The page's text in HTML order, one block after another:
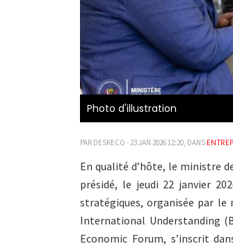
Photo d'illustration
PAR DESKECO - 23 JAN 2026 12:20, DANS
En qualité d’hôte, le ministre
présidé, le jeudi 22 janvier
stratégiques, organisée par le
International Understanding
Economic Forum, s’inscrit